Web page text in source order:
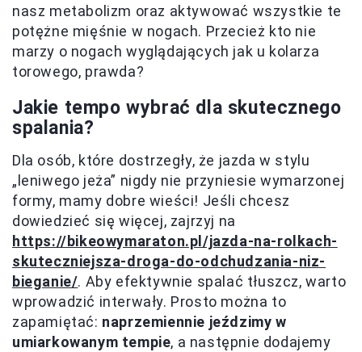
nasz metabolizm oraz aktywować wszystkie te
potężne mięśnie w nogach. Przecież kto nie
marzy o nogach wyglądających jak u kolarza
torowego, prawda?
Jakie tempo wybrać dla skutecznego
spalania?
Dla osób, które dostrzegły, że jazda w stylu
„leniwego jeża” nigdy nie przyniesie wymarzonej
formy, mamy dobre wieści! Jeśli chcesz
dowiedzieć się więcej, zajrzyj na
https://bikeowymaraton.pl/jazda-na-rolkach-
skuteczniejsza-droga-do-odchudzania-niz-
bieganie/. Aby efektywnie spalać tłuszcz, warto
wprowadzić interwały. Prosto można to
zapamiętać: naprzemiennie jeździmy w
umiarkowanym tempie, a następnie dodajemy